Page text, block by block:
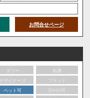
お問合せページ
タワー
低層
デザイナーズ
ブランド
ペット可
SOHO可